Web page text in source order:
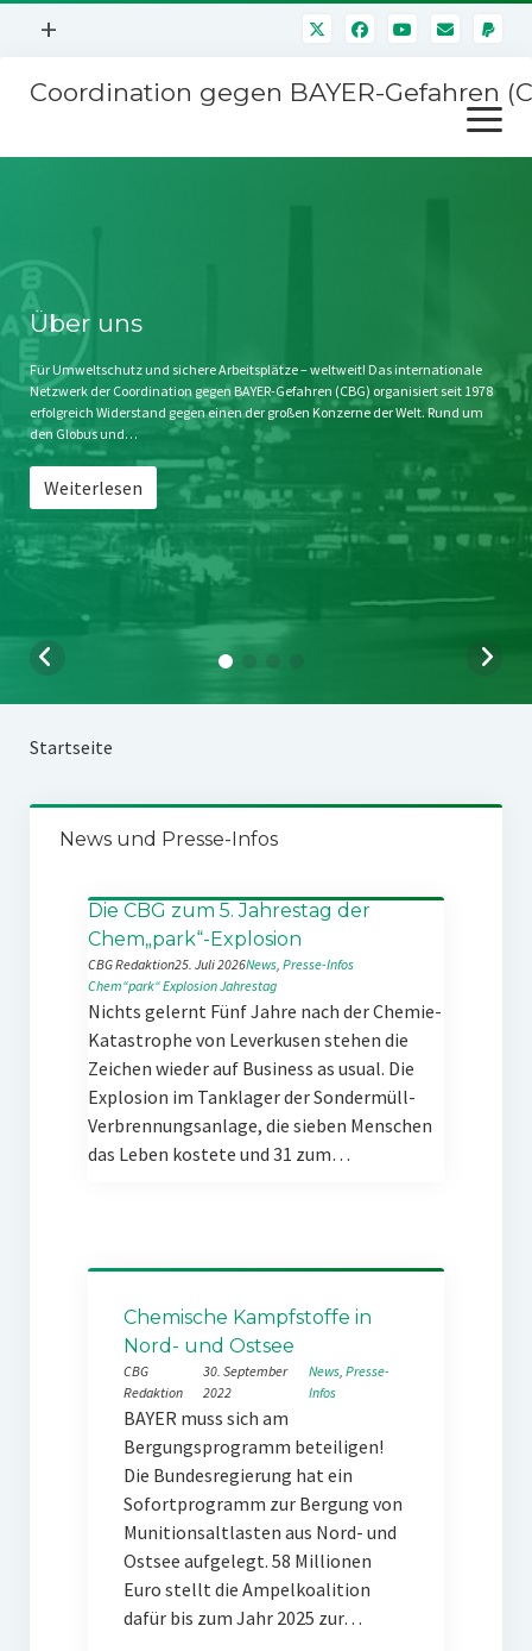
Menü
+
Mitmachen
Kontakt
Impressum
Störfälle
Coordination gegen BAYER-Gefahren
Menü
öffnen
Stichwort BAYER
Jahrestagung
SPENDEN
Über uns
Für Umweltschutz und sichere Arbeitsplätze – weltweit! Das internationale
Netzwerk der Coordination gegen BAYER-Gefahren (CBG) organisiert seit 1978
erfolgreich Widerstand gegen einen der großen Konzerne der Welt. Rund um
den Globus und…
Weiterlesen
Startseite
News und Presse-Infos
Die CBG zum 5. Jahrestag der
Chem„park“-Explosion
CBG Redaktion25. Juli 2026News, Presse-Infos
Chem“park“ExplosionJahrestag
Nichts gelernt Fünf Jahre nach der Chemie-
Katastrophe von Leverkusen stehen die
Zeichen wieder auf Business as usual. Die
Explosion im Tanklager der Sondermüll-
Verbrennungsanlage, die sieben Menschen
das Leben kostete und 31 zum…
Chemische Kampfstoffe in
Nord- und Ostsee
CBG
Redaktion
30. September
2022
News, Presse-
Infos
BAYER muss sich am
Bergungsprogramm beteiligen!
Die Bundesregierung hat ein
Sofortprogramm zur Bergung von
Munitionsaltlasten aus Nord- und
Ostsee aufgelegt. 58 Millionen
Euro stellt die Ampelkoalition
dafür bis zum Jahr 2025 zur…